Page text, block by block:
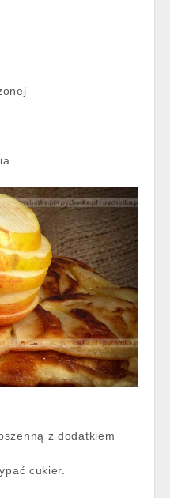
z dodatkiem
cukier.